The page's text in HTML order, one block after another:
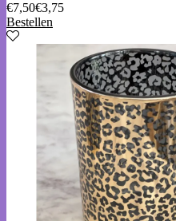
€7,50€3,75
Bestellen